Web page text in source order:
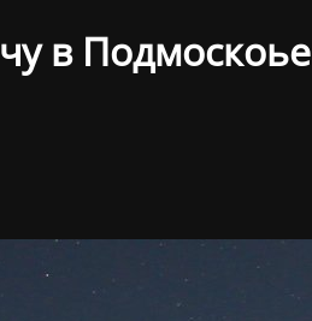
в Подмоскоье